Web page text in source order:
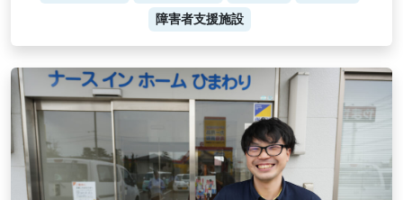
障害者支援施設